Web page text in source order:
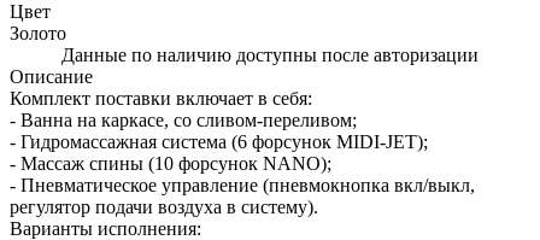
Цвет
Золото
Данные по наличию доступны после авторизации
Описание
Комплект поставки включает в себя:
- Ванна на каркасе, со сливом-переливом;
- Гидромассажная система (6 форсунок MIDI-JET);
- Массаж спины (10 форсунок NANO);
- Пневматическое управление (пневмокнопка вкл/выкл,
регулятор подачи воздуха в систему).
Варианты исполнения: